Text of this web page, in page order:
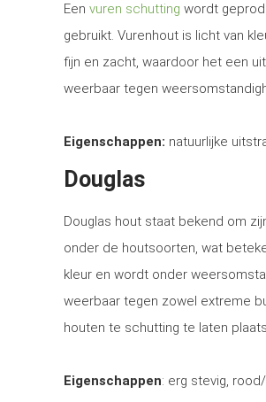
Een vuren schutting wordt
gebruikt. Vurenhout is licht van
fijn en zacht, waardoor het een
weerbaar tegen
Eigenschappen: natuurlijke
Douglas
Douglas hout staat bekend om
onder de houtsoorten, wat
kleur en wordt onder
weerbaar tegen zowel extreme
houten te schutting te laten
Eigenschappen: erg stevig,